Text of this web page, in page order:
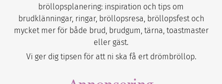
bröllopsplanering: inspiration och tips om
brudklänningar, ringar, bröllopsresa, bröllopsfest och
mycket mer för både brud, brudgum, tärna, toastmaster
eller gäst.
Vi ger dig tipsen för att ni ska få ert drömbröllop.